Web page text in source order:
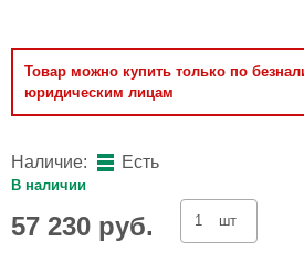
Товар можно купить только по
юридическим лицам
Наличие: Есть
В наличии
57 230 руб. шт